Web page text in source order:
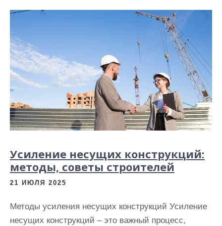
Усиление несущих конструкций:
методы, советы строителей
21 ИЮЛЯ 2025
Методы усиления несущих конструкций Усиление
несущих конструкций – это важный процесс,